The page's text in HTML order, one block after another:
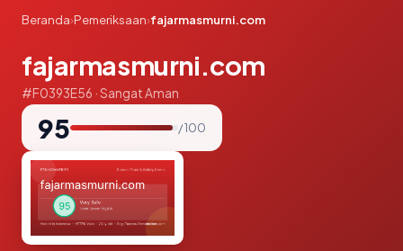
Beranda›Pemeriksaan›fajarmasmurni.com
fajarmasmurni.com
#F0393E56 · Sangat Aman
95 / 100